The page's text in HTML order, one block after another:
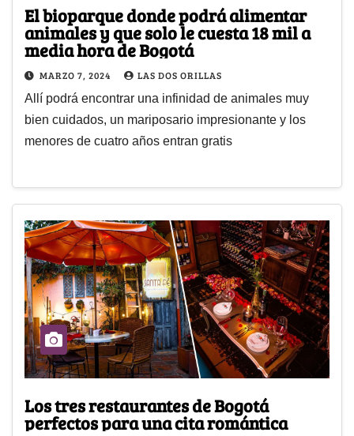
El bioparque donde podrá alimentar
animales y que solo le cuesta 18 mil a
media hora de Bogotá
MARZO 7, 2024 LAS DOS ORILLAS
Allí podrá encontrar una infinidad de animales muy
bien cuidados, un mariposario impresionante y los
menores de cuatro años entran gratis
Los tres restaurantes de Bogotá
perfectos para una cita romántica